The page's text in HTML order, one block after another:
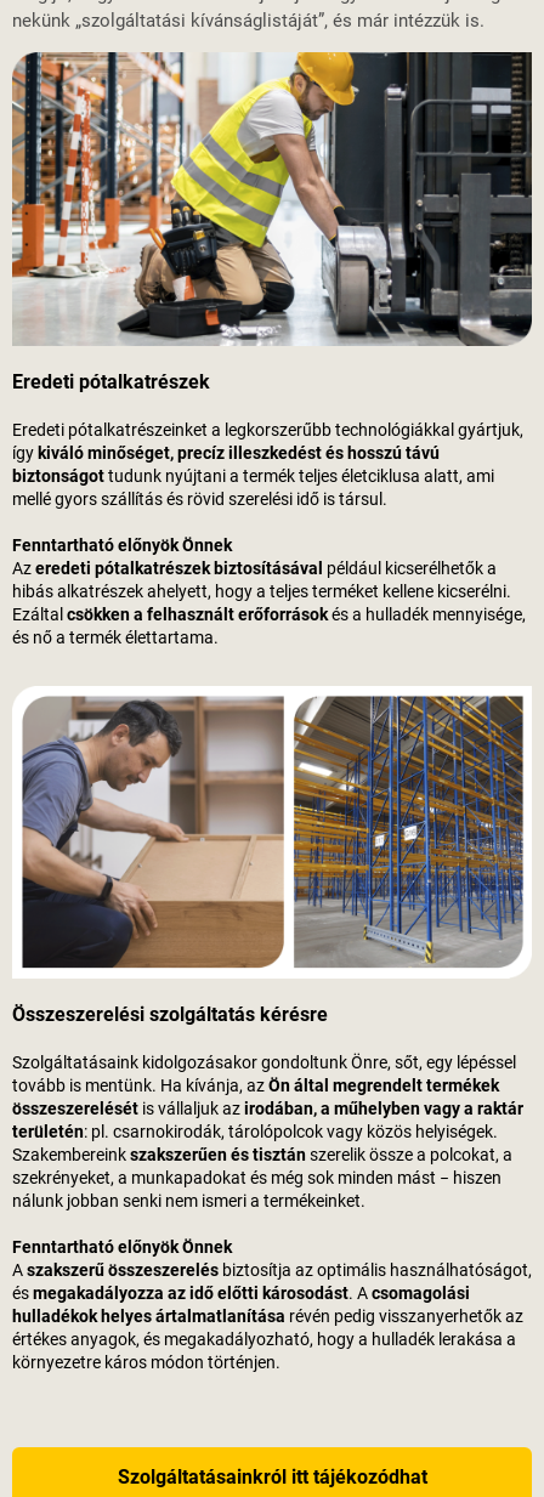
nekünk „szolgáltatási kívánságlistáját”, és már intézzük is.
Eredeti pótalkatrészek
Eredeti pótalkatrészeinket a legkorszerűbb technológiákkal gyártjuk,
ígykiváló minőséget, precíz illeszkedést és hosszú távú
biztonságottudunk nyújtani a termék teljes életciklusa alatt, ami
mellé gyors szállítás és rövid szerelési idő is társul.
Fenntartható előnyök Önnek
Azeredeti pótalkatrészek biztosításával például kicserélhetők a
hibás alkatrészek ahelyett, hogy a teljes terméket kellene kicserélni.
Ezáltalcsökken a felhasznált erőforrásokés a hulladék mennyisége,
és nő a termék élettartama.
Összeszerelési szolgáltatás kérésre
Szolgáltatásaink kidolgozásakor gondoltunk Önre, sőt, egy lépéssel
tovább is mentünk. Ha kívánja, azÖn által megrendelt termékek
összeszerelését is vállaljuk azirodában, a műhelyben vagy a raktár
területén: pl. csarnokirodák, tárolópolcok vagy közös helyiségek.
Szakembereinkszakszerűen és tisztánszerelik össze a polcokat, a
szekrényeket, a munkapadokat és még sok minden mást − hiszen
nálunk jobban senki nem ismeri a termékeinket.
Fenntartható előnyök Önnek
Aszakszerű összeszerelés biztosítja az optimális használhatóságot,
ésmegakadályozza az idő előtti károsodást. Acsomagolási
hulladékok helyes ártalmatlanítása révén pedig visszanyerhetők az
értékes anyagok, és megakadályozható, hogy a hulladék lerakása a
környezetre káros módon történjen.
Szolgáltatásainkról itt tájékozódhat